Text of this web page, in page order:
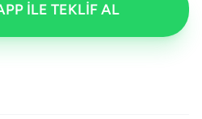
İLE TEKLİF AL